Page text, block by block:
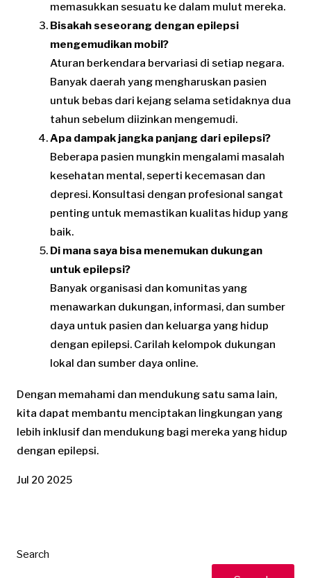
memasukkan sesuatu ke dalam mulut mereka.
Bisakah seseorang dengan epilepsi
mengemudikan mobil?
Aturan berkendara bervariasi di setiap negara.
Banyak daerah yang mengharuskan pasien
untuk bebas dari kejang selama setidaknya dua
tahun sebelum diizinkan mengemudi.
Apa dampak jangka panjang dari epilepsi?
Beberapa pasien mungkin mengalami masalah
kesehatan mental, seperti kecemasan dan
depresi. Konsultasi dengan profesional sangat
penting untuk memastikan kualitas hidup yang
baik.
Di mana saya bisa menemukan dukungan
untuk epilepsi?
Banyak organisasi dan komunitas yang
menawarkan dukungan, informasi, dan sumber
daya untuk pasien dan keluarga yang hidup
dengan epilepsi. Carilah kelompok dukungan
lokal dan sumber daya online.
Dengan memahami dan mendukung satu sama lain,
kita dapat membantu menciptakan lingkungan yang
lebih inklusif dan mendukung bagi mereka yang hidup
dengan epilepsi.
Jul 20 2025
Search